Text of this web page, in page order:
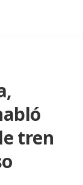
tren